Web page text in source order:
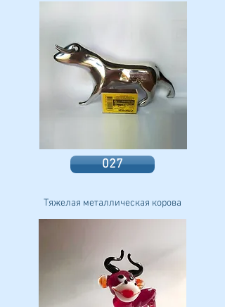
027
Тяжелая металлическая корова